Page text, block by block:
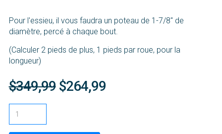
Pour l'essieu, il vous faudra un poteau de 1-7/8'' de
diamètre, percé à chaque bout.
(Calculer 2 pieds de plus, 1 pieds par roue, pour la
longueur)
$349,99$264,99